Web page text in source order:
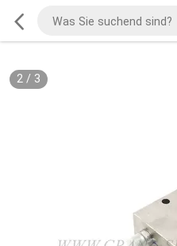
2/ 3